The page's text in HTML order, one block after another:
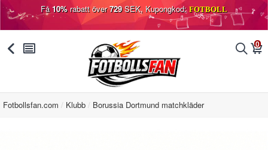
Få10%rabatt över729SEK, Kupongkod: FOTBOLL
󰅯 󰂩 󰂨 0
󰃦
Fotbollsfan.com Klubb Borussia Dortmund matchkläder